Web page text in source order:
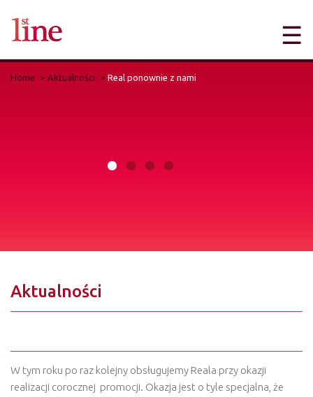
☰
Home Aktualności Real ponownie z nami
Aktualności
W tym roku po raz kolejny obsługujemy Reala przy okazji
realizacji corocznej promocji. Okazja jest o tyle specjalna, że